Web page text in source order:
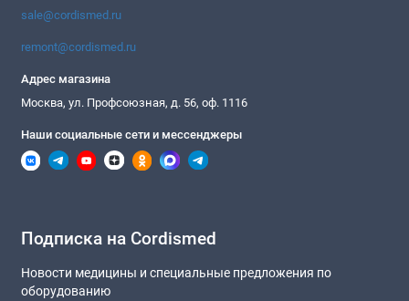
sale@cordismed.ru
remont@cordismed.ru
Адрес магазина
Москва, ул. Профсоюзная, д. 56, оф. 1116
Наши социальные сети и мессенджеры
Подписка на Cordismed
Новости медицины и специальные предложения по
оборудованию